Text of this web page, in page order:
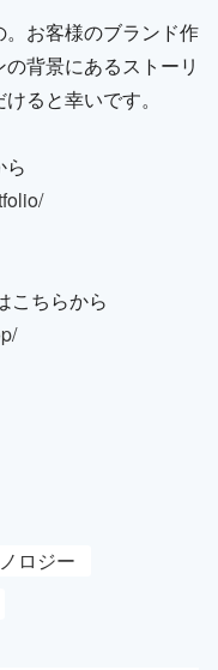
お客様のブランド作
背景にあるストーリ
ると幸いです。
ら
こちらから
ロジー